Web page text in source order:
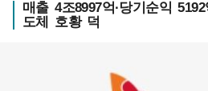
매출 4조8997억·당기순익
도체 호황 덕